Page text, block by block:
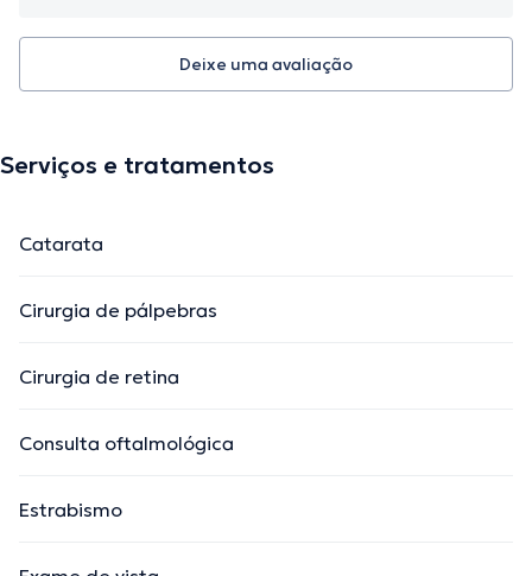
Deixe uma avaliação
Serviços e tratamentos
Catarata
Cirurgia de pálpebras
Cirurgia de retina
Consulta oftalmológica
Estrabismo